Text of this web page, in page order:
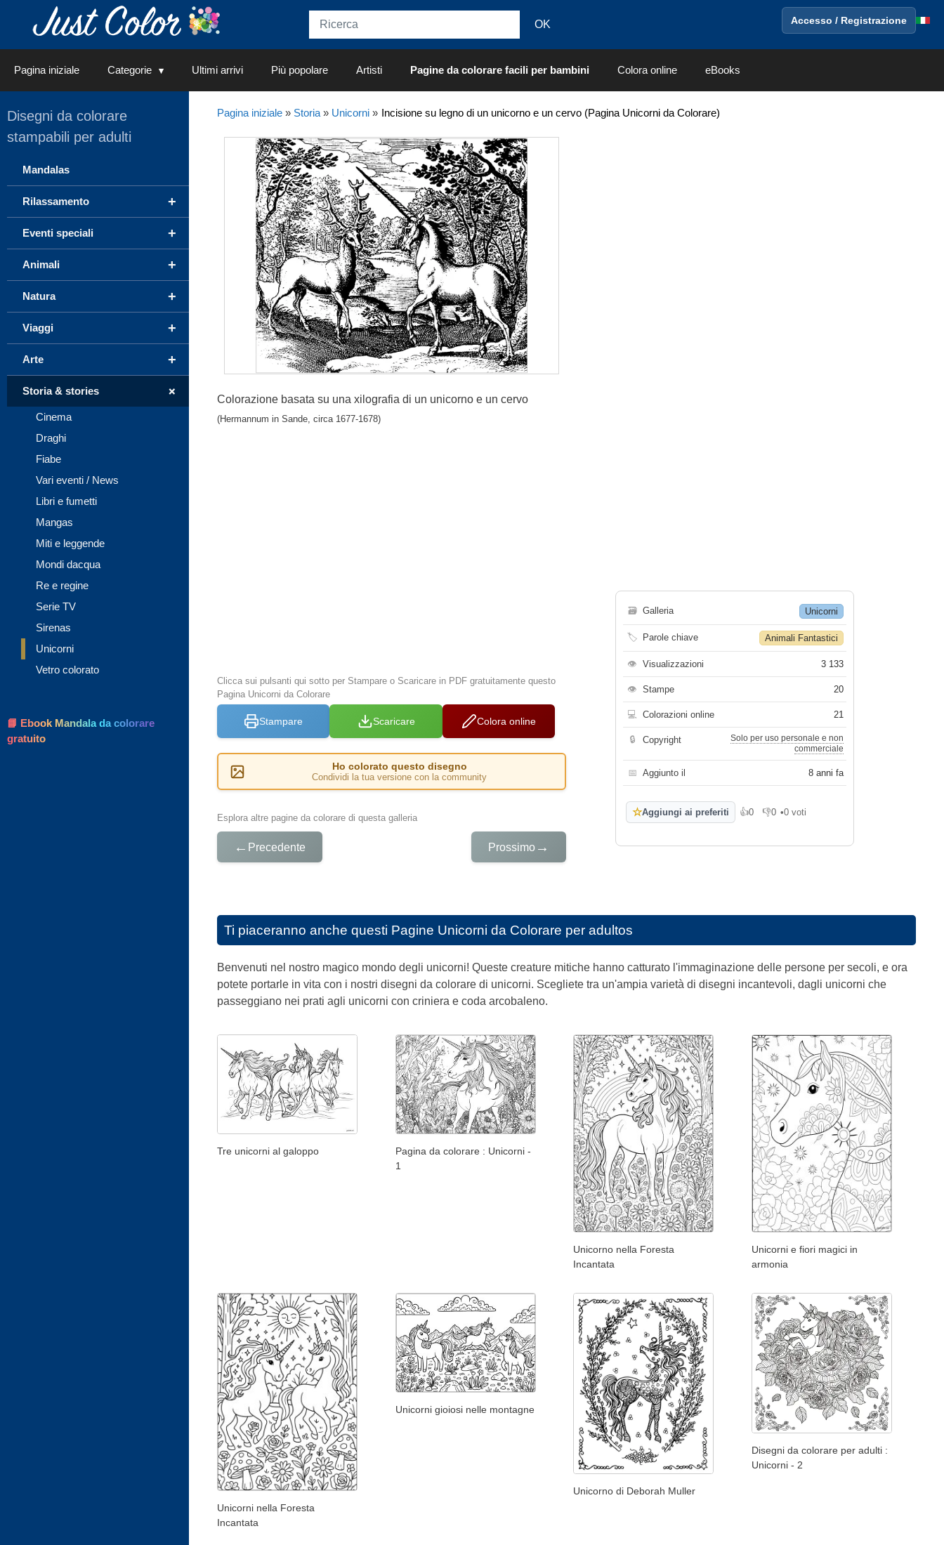
Accesso / Registrazione
Pagina iniziale Categorie Ultimi arrivi Più popolare Artisti Pagine da colorare facili per bambini Colora online eBooks
Pagina iniziale» Storia» Unicorni» Incisione su legno di un unicorno e un cervo (Pagina Unicorni da Colorare)
Colorazione basata su una xilografia di un unicorno e un cervo
(Hermannum in Sande, circa 1677-1678)
Clicca sui pulsanti qui sotto per Stampare o Scaricare in PDF gratuitamente questo
Pagina Unicorni da Colorare
Stampare Scaricare Colora online
Ho colorato questo disegno
Condividi la tua versione con la community
Esplora altre pagine da colorare di questa galleria
← Precedente Prossimo →
🗃 Galleria Unicorni
🏷 Parole chiave Animali Fantastici
👁 Visualizzazioni 3 133
👁 Stampe 20
💻 Colorazioni online 21
🔒 Copyright
Solo per uso personale e non
commerciale
📅 Aggiunto il 8 anni fa
☆Aggiungi ai preferiti 👍0
Mi piace
👎0
Non mi piace
•0 voti
Ti piaceranno anche questi Pagine Unicorni da Colorare per adultos
Benvenuti nel nostro magico mondo degli unicorni! Queste creature mitiche hanno catturato l'immaginazione delle persone per secoli, e ora
potete portarle in vita con i nostri disegni da colorare di unicorni. Scegliete tra un'ampia varietà di disegni incantevoli, dagli unicorni che
passeggiano nei prati agli unicorni con criniera e coda arcobaleno.
Tre unicorni al galoppo
Pagina da colorare : Unicorni -
1
Unicorno nella Foresta
Incantata
Unicorni e fiori magici in
armonia
Unicorni nella Foresta
Incantata
Unicorni gioiosi nelle montagne
Unicorno di Deborah Muller
Disegni da colorare per adulti :
Unicorni - 2
Disegni da colorare
stampabili per adulti
Mandalas
+
Rilassamento
+
Eventi speciali
+
Animali
+
Natura
+
Viaggi
+
Arte
+
Storia & stories
Cinema
Draghi
Fiabe
Vari eventi / News
Libri e fumetti
Mangas
Miti e leggende
Mondi dacqua
Re e regine
Serie TV
Sirenas
Unicorni
Vetro colorato
📘 Ebook Mandala da colorare
gratuito